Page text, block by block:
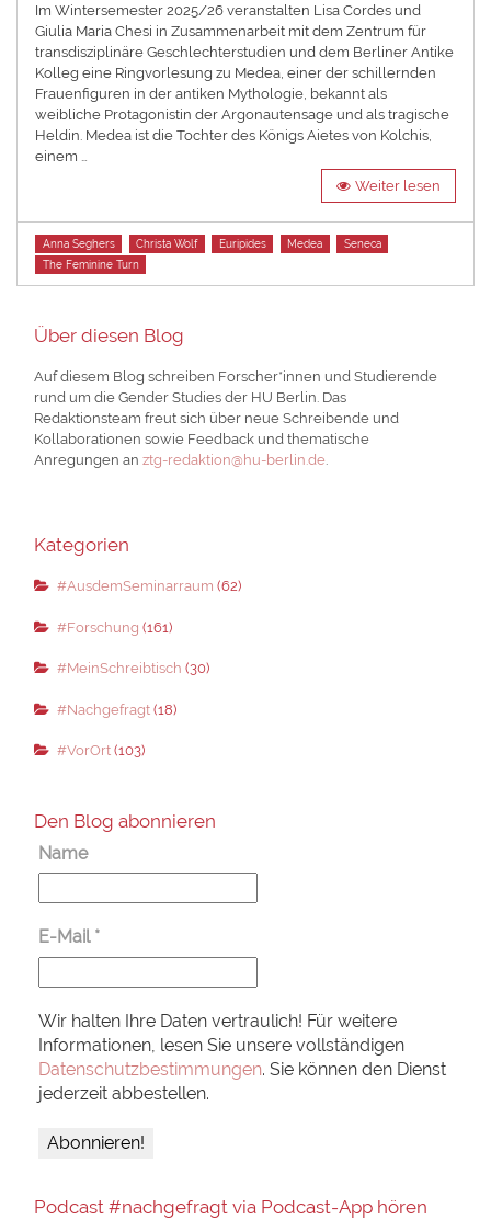
Im Wintersemester 2025/26 veranstalten Lisa Cordes und
Giulia Maria Chesi in Zusammenarbeit mit dem Zentrum für
transdisziplinäre Geschlechterstudien und dem Berliner Antike
Kolleg eine Ringvorlesung zu Medea, einer der schillernden
Frauenfiguren in der antiken Mythologie, bekannt als
weibliche Protagonistin der Argonautensage und als tragische
Heldin. Medea ist die Tochter des Königs Aietes von Kolchis,
einem …
Weiter lesen
Tags
Anna Seghers Christa Wolf Euripides Medea
Seneca
The Feminine Turn
Über diesen Blog
Auf diesem Blog schreiben Forscher*innen und Studierende
rund um die Gender Studies der HU Berlin. Das
Redaktionsteam freut sich über neue Schreibende und
Kollaborationen sowie Feedback und thematische
Anregungen anztg-redaktion@hu-berlin.de.
Kategorien
#AusdemSeminarraum (62)
#Forschung (161)
#MeinSchreibtisch (30)
#Nachgefragt(18)
#VorOrt(103)
Den Blog abonnieren
Name
E-Mail *
Wir halten Ihre Daten vertraulich! Für weitere
Informationen, lesen Sie unsere vollständigen
Datenschutzbestimmungen. Sie können den Dienst
jederzeit abbestellen.
Podcast #nachgefragt via Podcast-App hören